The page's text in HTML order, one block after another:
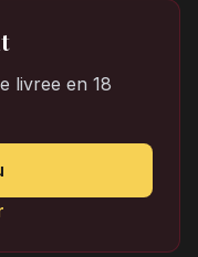
livree en 18